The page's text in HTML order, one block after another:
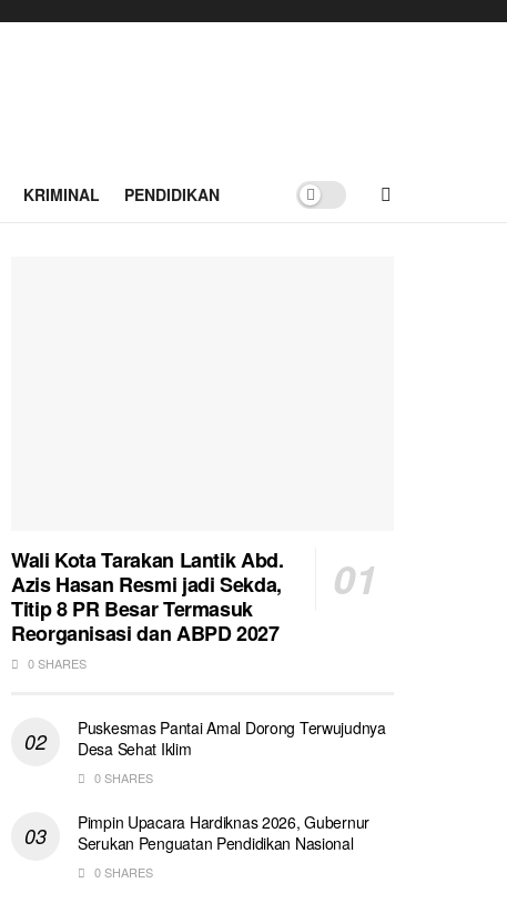
KRIMINAL PENDIDIKAN
Wali Kota Tarakan Lantik Abd.
Azis Hasan Resmi jadi Sekda,
Titip 8 PR Besar Termasuk
Reorganisasi dan ABPD 2027
0 SHARES
Puskesmas Pantai Amal Dorong Terwujudnya
Desa Sehat Iklim
0 SHARES
Pimpin Upacara Hardiknas 2026, Gubernur
Serukan Penguatan Pendidikan Nasional
0 SHARES